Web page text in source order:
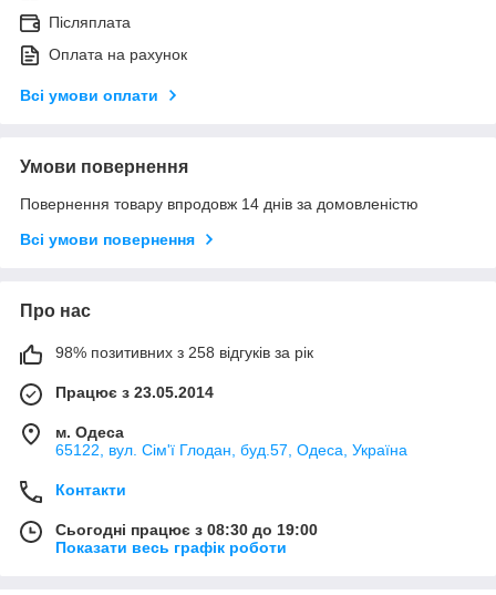
Післяплата
Оплата на рахунок
Всі умови оплати
Умови повернення
Повернення товару впродовж 14 днів за домовленістю
Всі умови повернення
Про нас
98% позитивних з 258 відгуків за рік
Працює з 23.05.2014
м. Одеса
65122, вул. Сім'ї Глодан, буд.57, Одеса, Україна
Контакти
Сьогодні працює з 08:30 до 19:00
Показати весь графік роботи